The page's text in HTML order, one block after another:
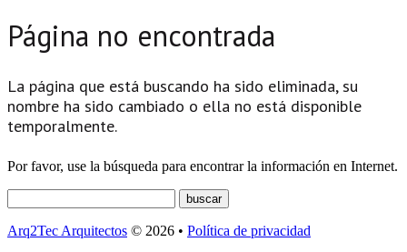
Página no encontrada
La página que está buscando ha sido eliminada, su
nombre ha sido cambiado o ella no está disponible
temporalmente.
Por favor, use la búsqueda para encontrar la información en Internet.
Arq2Tec Arquitectos © 2026 • Política de privacidad